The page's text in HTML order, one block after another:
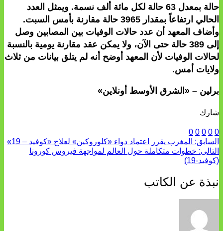
حالة بمعدل 63 حالة لكل مائة ألف نسمة. ويمثل العدد
الحالي ارتفاعاً بمقدار 3965 حالة مقارنة بأمس السبت.
وأضاف المعهد أن عدد حالات الوفيات بين المصابين وصل
إلى 389 حالة حتى الآن، ولا يمكن عقد مقارنة يومية بالنسبة
لحالات الوفيات لأن المعهد أوضح أنه لم يتلق بيانات من ثلاث
ولايات أمس.
برلين – «الشرق الأوسط أونلاين»
شارك
0
0
0
0
0
السابق: المغرب يقرر اعتماد دواء «كلوروكين» لعلاج «كوفيد – 19»
التالى: خطوات متكاملة حول العالم لمواجهة فيروس كورونا
(كوفيد-19)
نبذة عن الكاتب